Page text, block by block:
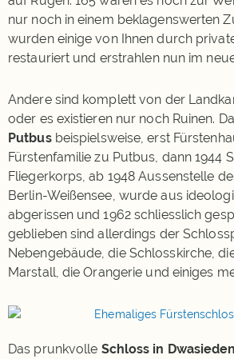
nur noch in einem beklagenswerten
wurden einige von Ihnen durch
restauriert und erstrahlen nun im
Andere sind komplett von der
oder es existieren nur noch Ruinen.
Putbusbeispielsweise, erst
Fürstenfamilie zu Putbus, dann 1944
Fliegerkorps, ab 1948 Aussenstelle
Berlin-Weißensee, wurde aus
abgerissen und 1962 schliesslich
geblieben sind allerdings der
Nebengebäude, die Schlosskirche,
Marstall, die Orangerie und einiges
Das prunkvolle Schloss in Dwasieden